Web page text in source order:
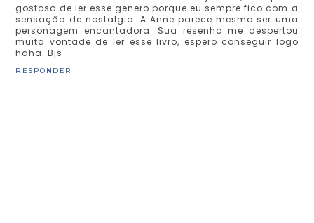
gostoso de ler esse genero porque eu sempre fico com a
sensação de nostalgia. A Anne parece mesmo ser uma
personagem encantadora. Sua resenha me despertou
muita vontade de ler esse livro, espero conseguir logo
haha. Bjs
RESPONDER